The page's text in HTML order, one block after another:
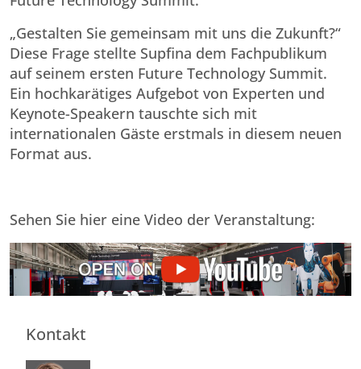
„Gestalten Sie gemeinsam mit uns die Zukunft?“
Diese Frage stellte Supfina dem Fachpublikum
auf seinem ersten Future Technology Summit.
Ein hochkarätiges Aufgebot von Experten und
Keynote-Speakern tauschte sich mit
internationalen Gäste erstmals in diesem neuen
Format aus.
Sehen Sie hier eine Video der Veranstaltung:
Kontakt